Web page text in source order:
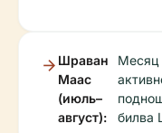
Шраван
Маас
(июль–
август):
Месяц
билва